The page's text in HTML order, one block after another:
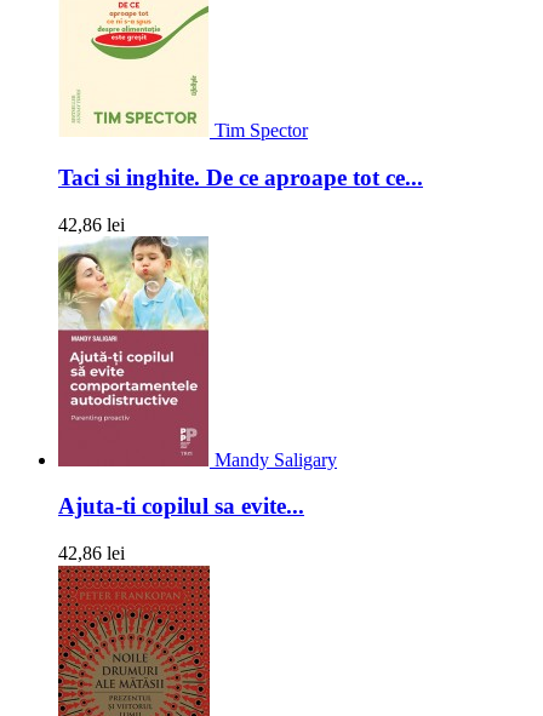
Tim Spector
Taci si inghite. De ce aproape tot ce...
42,86 lei
Mandy Saligary
Ajuta-ti copilul sa evite...
42,86 lei